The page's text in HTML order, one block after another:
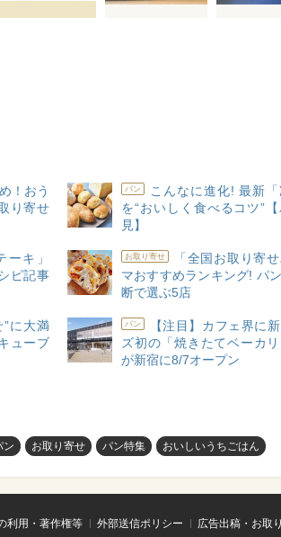
！おう
り寄せ
パン
こんなに進化! 最新「
を“おいしく食べるコツ”
見】
キ」
ピ記事
お取り寄せ
「全国お取り寄
マおすすめランキング! パ
断で選ぶ5店
に大満
ューブ
パン
【注目】カフェ界に
ズ初の「焼きたてベーカリ
が新宿に8/7オープン
ン お取り寄せ パン特集 おいしいうちごはん
利用・著作権等 外部送信ポリシー
広告出稿・お取